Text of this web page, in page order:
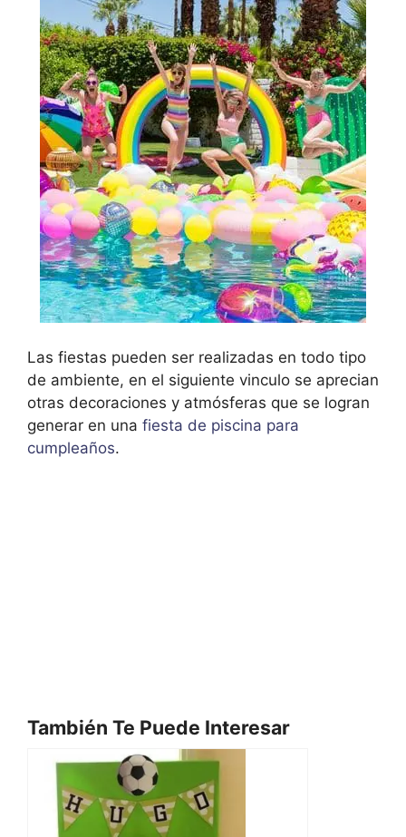
Las fiestas pueden ser realizadas en todo tipo
de ambiente, en el siguiente vinculo se aprecian
otras decoraciones y atmósferas que se logran
generar en una fiesta de piscina para
cumpleaños.
También Te Puede Interesar